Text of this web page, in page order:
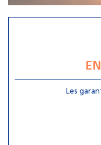
Les